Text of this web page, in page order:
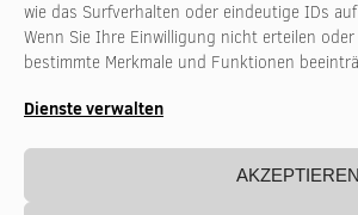
wie das Surfverhalten oder eindeutige IDs
Wenn Sie Ihre Einwilligung nicht erteilen
bestimmte Merkmale und Funktionen
Dienste verwalten
AKZEPTIEREN